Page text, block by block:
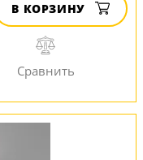
В КОРЗИНУ